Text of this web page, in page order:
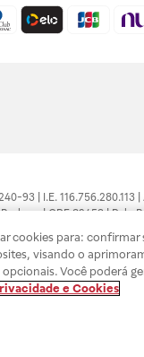
93 | I.E.
| CRF 89453 |
alguma, as orientações
consultado. Os preços
de proteção de dados,
de produto
cookies para: confirmar
visando o
Você poderá
e Cookies